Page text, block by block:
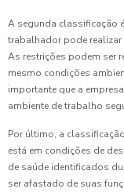
A segunda classificação é
trabalhador pode
As restrições podem ser
mesmo condições
importante que a
ambiente de trabalho
Por último, a classificação
está em condições de
de saúde identificados
ser afastado de suas